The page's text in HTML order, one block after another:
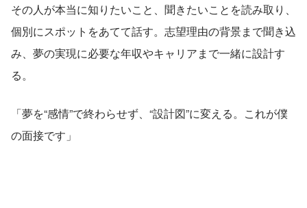
その人が本当に知りたいこと、聞きたいことを読み取り、
個別にスポットをあてて話す。志望理由の背景まで聞き込
み、夢の実現に必要な年収やキャリアまで一緒に設計す
る。
「夢を“感情”で終わらせず、“設計図”に変える。これが僕
の面接です」